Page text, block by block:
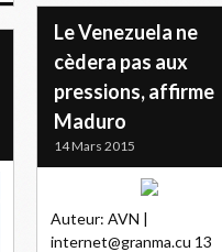
Le Venezuela ne
cèdera pas aux
pressions, affirme
Maduro
14 Mars 2015
Auteur: AVN |
internet@granma.cu 13